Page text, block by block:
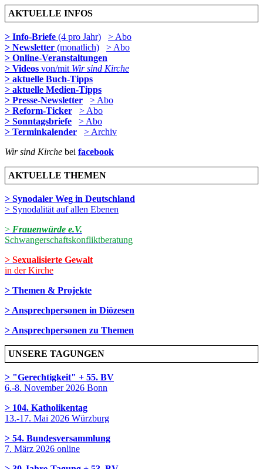
AKTUELLE INFOS
> Info-Briefe (4 pro Jahr)
> Abo
> Newsletter (monatlich)
> Abo
> Online-Veranstaltungen
> Videos von/mit Wir sind Kirche
> aktuelle Buch-Tipps
> aktuelle Medien-Tipps
> Presse-Newsletter
> Abo
> Reform-Ticker
> Abo
> Sonntagsbriefe
> Abo
> Terminkalender
> Archiv
Wir sind Kirche bei facebook
AKTUELLE THEMEN
> Synodaler Weg in Deutschland
> Synodalität auf allen Ebenen
> Frauenwürde e.V.
Schwangerschaftskonfliktberatung
> Sexualisierte Gewalt
in der Kirche
> Themen & Projekte
> Ansprechpersonen in Diözesen
> Ansprechpersonen zu Themen
UNSERE TAGUNGEN
> "Gerechtigkeit" + 55. BV
6.-8. November 2026 Bonn
> 104. Katholikentag
13.-17. Mai 2026 Würzburg
> 54. Bundesversammlung
7. März 2026 online